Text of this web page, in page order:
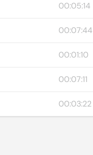
00:05:14
00:07:44
00:01:10
00:07:11
00:03:22